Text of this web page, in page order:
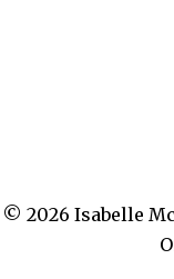
© 2026 Isabelle